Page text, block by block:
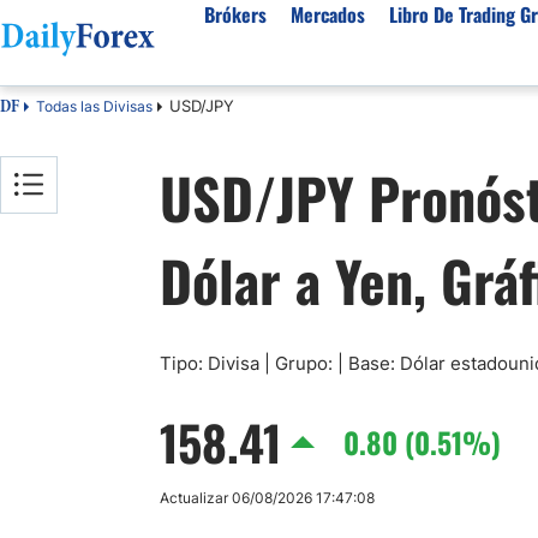
Brókers
Argentina
Costa Rica
Guatemala
El Salvador
Mercados
USD/MXN
USD/JPY
EUR/USD
USD/COP
Todas las
Materias Primas
Oro (XAU/USD)
Plata (XAG/
Libro De Trading
Sobre Nosotros
Política editorial
Nuestra metodología
Por qué confiar en nosotros
DF Todas las Divisas USD/JPY
USD/JPY
Dólar a Yen,
Tipo: Divisa | Grupo: | Base: Dólar
158.41 0.80 (0.51%)
Actualizar 06/08/2026 17:47:08